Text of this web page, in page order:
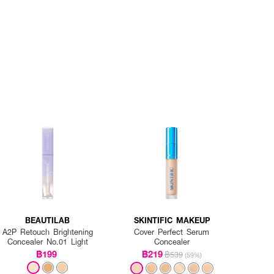
BEAUTILAB
A2P Retouch Brightening
Concealer No.01 Light
฿199
SKINTIFIC MAKEUP
Cover Perfect Serum
Concealer
฿219฿539 (59%)